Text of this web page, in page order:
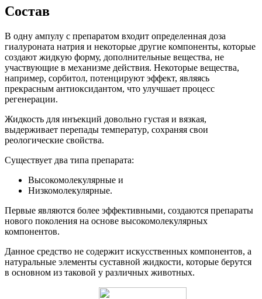
Состав
В одну ампулу с препаратом входит определенная доза
гиалуроната натрия и некоторые другие компоненты, которые
создают жидкую форму, дополнительные вещества, не
участвующие в механизме действия. Некоторые вещества,
например, сорбитол, потенцируют эффект, являясь
прекрасным антиоксидантом, что улучшает процесс
регенерации.
Жидкость для инъекций довольно густая и вязкая,
выдерживает перепады температур, сохраняя свои
реологические свойства.
Существует два типа препарата:
Высокомолекулярные и
Низкомолекулярные.
Первые являются более эффективными, создаются препараты
нового поколения на основе высокомолекулярных
компонентов.
Данное средство не содержит искусственных компонентов, а
натуральные элементы суставной жидкости, которые берутся
в основном из таковой у различных животных.